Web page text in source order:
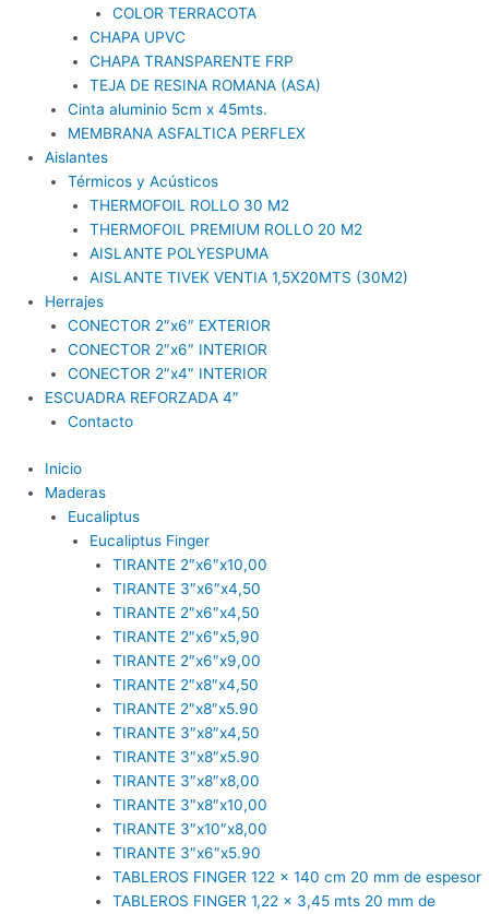
COLOR TERRACOTA
CHAPA UPVC
CHAPA TRANSPARENTE FRP
TEJA DE RESINA ROMANA (ASA)
Cinta aluminio 5cm x 45mts.
MEMBRANA ASFALTICA PERFLEX
Aislantes
Térmicos y Acústicos
THERMOFOIL ROLLO 30 M2
THERMOFOIL PREMIUM ROLLO 20 M2
AISLANTE POLYESPUMA
AISLANTE TIVEK VENTIA 1,5X20MTS (30M2)
Herrajes
CONECTOR 2″x6″ EXTERIOR
CONECTOR 2″x6″ INTERIOR
CONECTOR 2″x4″ INTERIOR
ESCUADRA REFORZADA 4″
Contacto
Inicio
Maderas
Eucaliptus
Eucaliptus Finger
TIRANTE 2″x6″x10,00
TIRANTE 3″x6″x4,50
TIRANTE 2″x6″x4,50
TIRANTE 2″x6″x5,90
TIRANTE 2″x6″x9,00
TIRANTE 2″x8″x4,50
TIRANTE 2″x8″x5.90
TIRANTE 3″x8″x4,50
TIRANTE 3″x8″x5.90
TIRANTE 3″x8″x8,00
TIRANTE 3″x8″x10,00
TIRANTE 3″x10″x8,00
TIRANTE 3″x6″x5.90
TABLEROS FINGER 122 x 140 cm 20 mm de espesor
TABLEROS FINGER 1,22 x 3,45 mts 20 mm de